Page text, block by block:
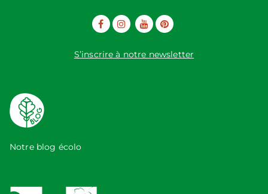
S’inscrire à notre newsletter
Notre blog écolo